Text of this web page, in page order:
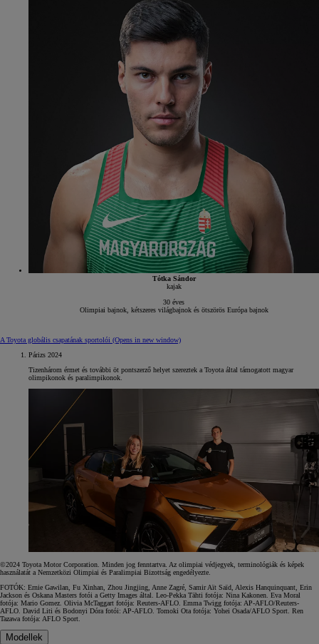
Tótka Sándor
kajak
30 éves
Olimpiai bajnok, kétszeres világbajnok és ötszörös Európa bajnok
A Toyota globális csapatának sportolói (Opens in new window)
Párizs 2024
Tizenhárom érmet és további öt pontszerző helyet szereztek a Toyota által támogatott magyar
olimpikonok és paralimpikonok.
©2024 Toyota Motor Corporation. Minden jog fenntartva. Az olimpiai védjegyek, terminológiák és képek
használatát a Nemzetközi Olimpiai és Paralimpiai Bizottság engedélyezte.
FOTÓK: Ernie Gawilan, Fu Xinhan, Zhou Jingjing, Anne Zagré, Samir Aït Saïd, Alexis Hanquinquant, Erin
Jackson és Oskana Masters fotói a Getty Images által. Leo-Pekka Tähti fotója: Nina Kakonen. Eva Moral
fotója: Mario Gomez. Olivia McTaggart fotója: Reuters-AFLO. Emma Twigg fotója: AP-AFLO/Reuters-
AFLO. David Liti és Bodonyi Dóra fotói: AP-AFLO. Tomoki Ota fotója: Yohei Osada/AFLO Sport. Ren
Tazawa fotója: AFLO Sport.
Modellek